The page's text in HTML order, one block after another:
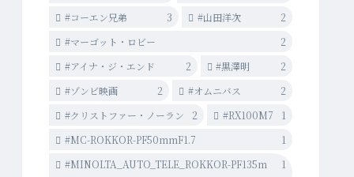
#コーエン兄弟
3 #山田洋次
2
#マーゴット・ロビー
2
#アイナ・ジ・エンド
2 #黒澤明
2
#ゾンビ映画
2 #オムニバス
2
#クリストファー・ノーラン
2 #RX100M7
1
#MC-ROKKOR-PF50mmF1.7
1
#MINOLTA_AUTO_TELE_ROKKOR-PF135m
1